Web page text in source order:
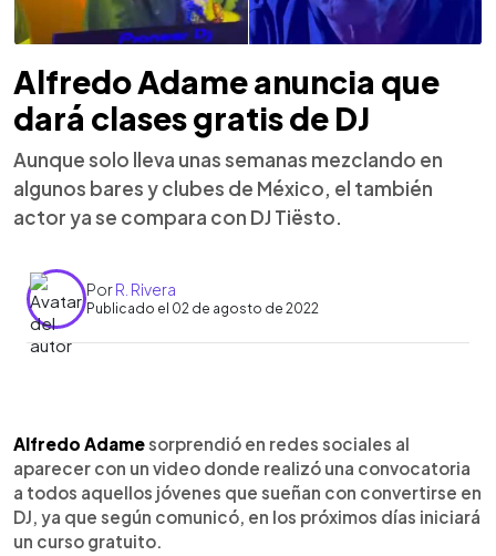
Alfredo Adame anuncia que
dará clases gratis de DJ
Aunque solo lleva unas semanas mezclando en
algunos bares y clubes de México, el también
actor ya se compara con DJ Tiësto.
PorR. Rivera
Publicado el 02 de agosto de 2022
► Escuchar artículo
Alfredo Adamesorprendió en redes sociales al
aparecer con un video donde realizó una convocatoria
a todos aquellos jóvenes que sueñan con convertirse en
DJ, ya que según comunicó, en los próximos días iniciará
un curso gratuito.